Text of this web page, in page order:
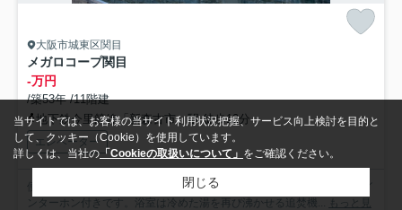
大阪市城東区関目
メガロコープ関目
-万円
/築53年 /11階建
地下鉄今里筋線「新森古市」駅 徒歩12分
エレベーター
便利で快適な生活ができる中古マンションです。顔が見える安心のTVイ
ンターホン付きです。浴室は冷めた湯を再び沸かせる追焚機...
もっと見
当サイトでは、お客様の当サイト利用状況把握、サービス向上検討を目的と
して、クッキー（Cookie）を使用しています。
詳しくは、当社の「Cookieの取扱いについて」 をご確認ください。
閉じる